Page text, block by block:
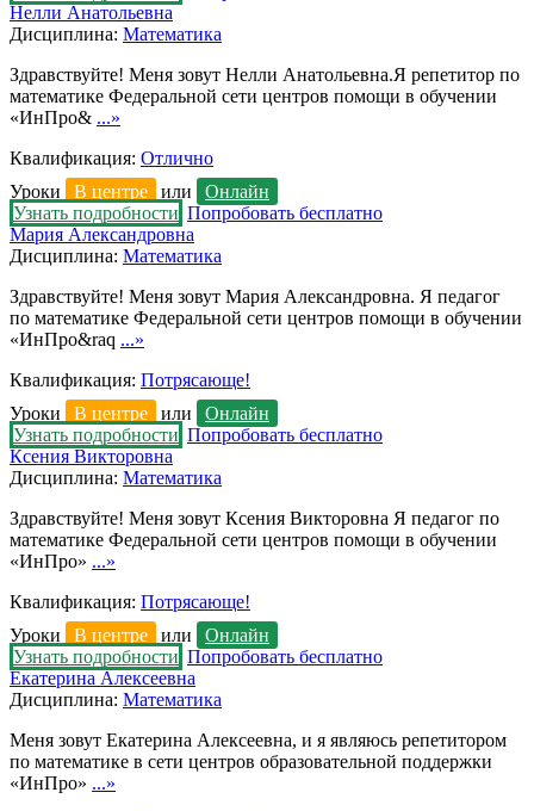
Нелли Анатольевна
Дисциплина: Математика
Здравствуйте! Меня зовут Нелли Анатольевна.Я репетитор по
математике Федеральной сети центров помощи в обучении
«ИнПро& ...»
Квалификация: Отлично
Уроки
В центре или
Онлайн
Узнать подробности Попробовать бесплатно
Мария Александровна
Дисциплина: Математика
Здравствуйте! Меня зовут Мария Александровна. Я педагог
по математике Федеральной сети центров помощи в обучении
«ИнПро&raq ...»
Квалификация: Потрясающе!
Уроки
В центре или
Онлайн
Узнать подробности Попробовать бесплатно
Ксения Викторовна
Дисциплина: Математика
Здравствуйте! Меня зовут Ксения Викторовна Я педагог по
математике Федеральной сети центров помощи в обучении
«ИнПро» ...»
Квалификация: Потрясающе!
Уроки
В центре или
Онлайн
Узнать подробности Попробовать бесплатно
Екатерина Алексеевна
Дисциплина: Математика
Меня зовут Екатерина Алексеевна, и я являюсь репетитором
по математике в сети центров образовательной поддержки
«ИнПро» ...»